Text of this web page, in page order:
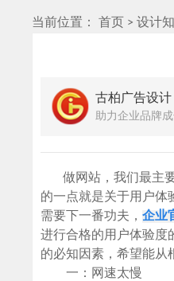
当前位置： 首页 >设计
古柏广告设计
助力企业品牌
做网站，我们最主要
的一点就是关于用户体
需要下一番功夫，企业
进行合格的用户体验度
的必知因素，希望能从
一：网速太慢